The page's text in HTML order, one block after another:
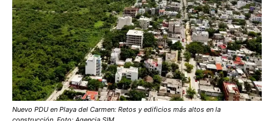
Nuevo PDU en Playa del Carmen: Retos y edificios más altos en la